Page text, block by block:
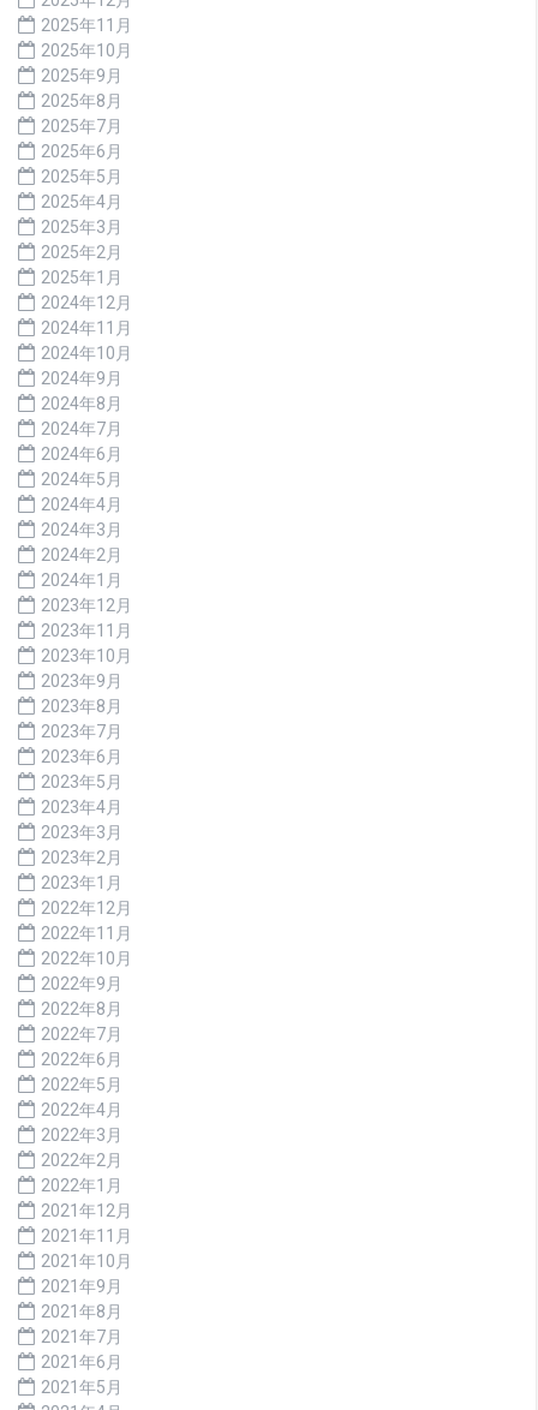
2025年11月
2025年10月
2025年9月
2025年8月
2025年7月
2025年6月
2025年5月
2025年4月
2025年3月
2025年2月
2025年1月
2024年12月
2024年11月
2024年10月
2024年9月
2024年8月
2024年7月
2024年6月
2024年5月
2024年4月
2024年3月
2024年2月
2024年1月
2023年12月
2023年11月
2023年10月
2023年9月
2023年8月
2023年7月
2023年6月
2023年5月
2023年4月
2023年3月
2023年2月
2023年1月
2022年12月
2022年11月
2022年10月
2022年9月
2022年8月
2022年7月
2022年6月
2022年5月
2022年4月
2022年3月
2022年2月
2022年1月
2021年12月
2021年11月
2021年10月
2021年9月
2021年8月
2021年7月
2021年6月
2021年5月